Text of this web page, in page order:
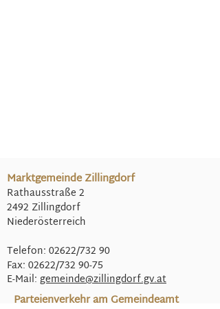
Marktgemeinde Zillingdorf
Rathausstraße 2
2492 Zillingdorf
Niederösterreich
Telefon: 02622/732 90
Fax: 02622/732 90-75
E-Mail: gemeinde@zillingdorf.gv.at
Parteienverkehr am Gemeindeamt